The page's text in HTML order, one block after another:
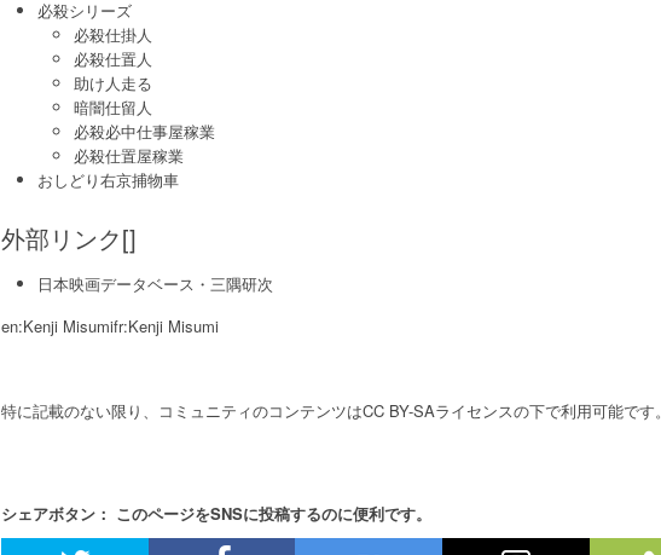
必殺シリーズ
必殺仕掛人
必殺仕置人
助け人走る
暗闇仕留人
必殺必中仕事屋稼業
必殺仕置屋稼業
おしどり右京捕物車
外部リンク[]
日本映画データベース・三隅研次
en:Kenji Misumifr:Kenji Misumi
特に記載のない限り、コミュニティのコンテンツはCC BY-SAライセンスの下で利用可能です。
シェアボタン： このページをSNSに投稿するのに便利です。